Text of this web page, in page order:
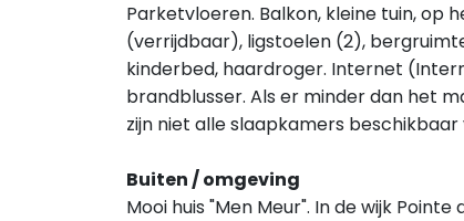
Parketvloeren. Balkon, kleine tuin, op
(verrijdbaar), ligstoelen (2),
kinderbed, haardroger. Internet
brandblusser. Als er minder dan het
zijn niet alle slaapkamers beschikbaar
Buiten / omgeving
Mooi huis "Men Meur". In de wijk